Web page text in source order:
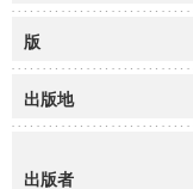
版
出版地
出版者